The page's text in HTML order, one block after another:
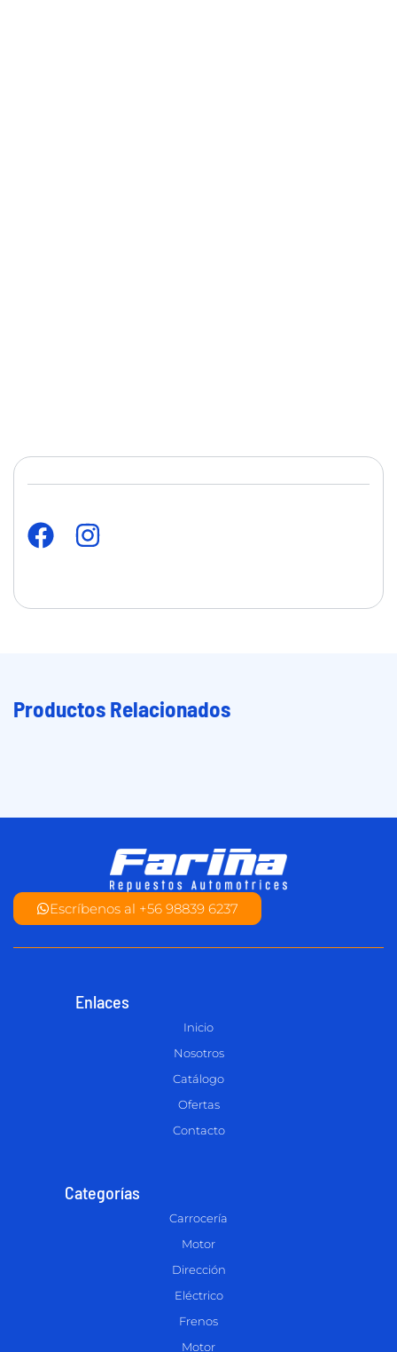
Productos Relacionados
Escríbenos al +56 98839 6237
Enlaces
Inicio
Nosotros
Catálogo
Ofertas
Contacto
Categorías
Carrocería
Motor
Dirección
Eléctrico
Frenos
Motor